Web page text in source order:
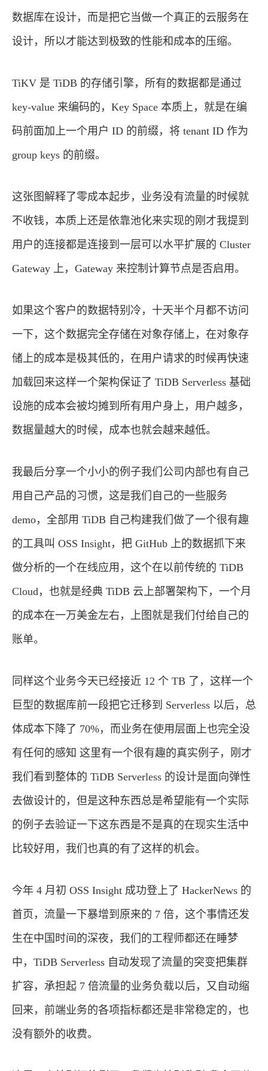
数据库在设计，而是把它当做一个真正的云服务在
设计，所以才能达到极致的性能和成本的压缩。
TiKV 是 TiDB 的存储引擎，所有的数据都是通过
key-value 来编码的，Key Space 本质上，就是在编
码前面加上一个用户 ID 的前缀，将 tenant ID 作为
group keys 的前缀。
这张图解释了零成本起步，业务没有流量的时候就
不收钱，本质上还是依靠池化来实现的刚才我提到
用户的连接都是连接到一层可以水平扩展的 Cluster
Gateway 上，Gateway 来控制计算节点是否启用。
如果这个客户的数据特别冷，十天半个月都不访问
一下，这个数据完全存储在对象存储上，在对象存
储上的成本是极其低的，在用户请求的时候再快速
加载回来这样一个架构保证了 TiDB Serverless 基础
设施的成本会被均摊到所有用户身上，用户越多，
数据量越大的时候，成本也就会越来越低。
我最后分享一个小小的例子我们公司内部也有自己
用自己产品的习惯，这是我们自己的一些服务
demo，全部用 TiDB 自己构建我们做了一个很有趣
的工具叫 OSS Insight，把 GitHub 上的数据抓下来
做分析的一个在线应用，这个在以前传统的 TiDB
Cloud，也就是经典 TiDB 云上部署架构下，一个月
的成本在一万美金左右，上图就是我们付给自己的
账单。
同样这个业务今天已经接近 12 个 TB 了，这样一个
巨型的数据库前一段把它迁移到 Serverless 以后，总
体成本下降了 70%，而业务在使用层面上也完全没
有任何的感知 这里有一个很有趣的真实例子，刚才
我们看到整体的 TiDB Serverless 的设计是面向弹性
去做设计的，但是这种东西总是希望能有一个实际
的例子去验证一下这东西是不是真的在现实生活中
比较好用，我们也真的有了这样的机会。
今年 4 月初 OSS Insight 成功登上了 HackerNews 的
首页，流量一下暴增到原来的 7 倍，这个事情还发
生在中国时间的深夜，我们的工程师都还在睡梦
中，TiDB Serverless 自动发现了流量的突变把集群
扩容，承担起 7 倍流量的业务负载以后，又自动缩
回来，前端业务的各项指标都还是非常稳定的，也
没有额外的收费。